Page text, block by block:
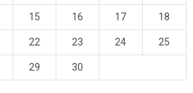
15 16 17 18
22 23 24 25
29
30